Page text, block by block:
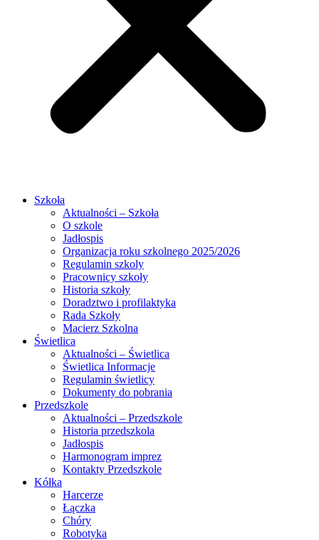
Szkoła
Aktualności – Szkoła
O szkole
Jadłospis
Organizacja roku szkolnego 2025/2026
Regulamin szkoly
Pracownicy szkoły
Historia szkoły
Doradztwo i profilaktyka
Rada Szkoły
Macierz Szkolna
Świetlica
Aktualności – Świetlica
Świetlica Informacje
Regulamin świetlicy
Dokumenty do pobrania
Przedszkole
Aktualności – Przedszkole
Historia przedszkola
Jadłospis
Harmonogram imprez
Kontakty Przedszkole
Kółka
Harcerze
Łączka
Chóry
Robotyka